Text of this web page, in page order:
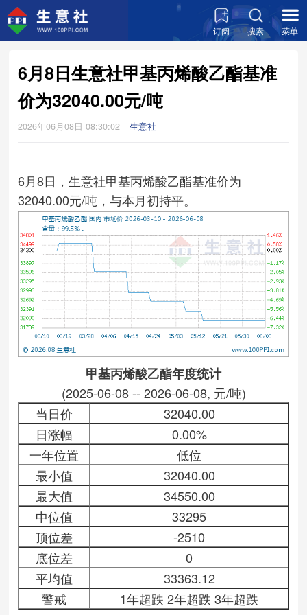
订阅 搜索 菜单
6月8日生意社甲基丙烯酸乙酯基准
价为32040.00元/吨
2026年06月08日 08:30:02 生意社
6月8日，生意社甲基丙烯酸乙酯基准价为
32040.00元/吨，与本月初持平。
甲基丙烯酸乙酯年度统计
(2025-06-08 -- 2026-06-08, 元/吨)
当日价
32040.00
日涨幅
0.00%
一年位置
低位
最小值
32040.00
最大值
34550.00
中位值
33295
顶位差
-2510
底位差
0
平均值
33363.12
警戒
1年超跌 2年超跌 3年超跌